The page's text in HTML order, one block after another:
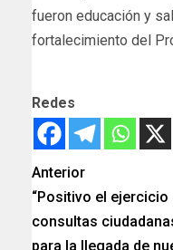
fueron educación y
fortalecimiento del
Redes
Anterior
“Positivo el ejercicio
consultas
para la llegada de